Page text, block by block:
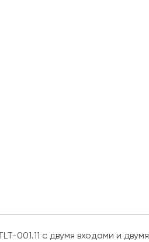
001.11 с двумя входами и двумя